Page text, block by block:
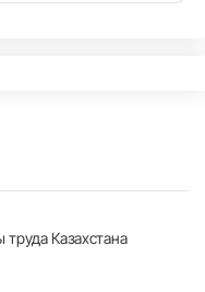
Казахстана